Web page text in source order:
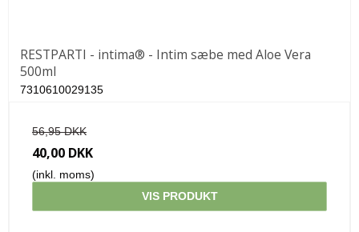
RESTPARTI - intima® - Intim sæbe med Aloe Vera
500ml
7310610029135
56,95 DKK
40,00 DKK
(inkl. moms)
VIS PRODUKT